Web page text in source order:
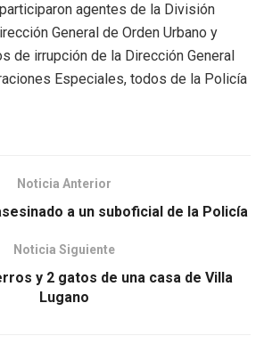
agentes de la División
General de Orden Urbano y
de irrupción de la Dirección General
Especiales, todos de la Policía
Noticia Anterior
a un suboficial de la Policía
Noticia Siguiente
y 2 gatos de una casa de Villa
Lugano